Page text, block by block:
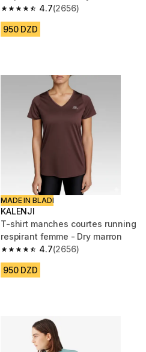
4.7
4.7 out of 5 stars from 2656 reviews
(2656)
950 DZD
MADE IN BLADI
KALENJI
T-shirt manches courtes running
respirant femme - Dry marron
4.7
4.7 out of 5 stars from 2656 reviews
(2656)
950 DZD